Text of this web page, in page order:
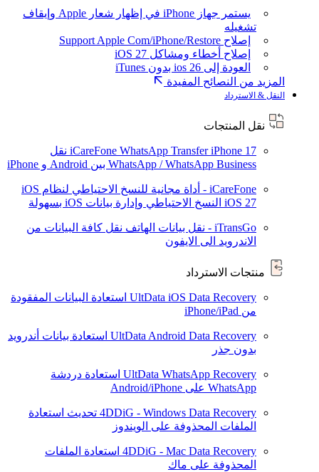
يستمر جهاز iPhone في إظهار شعار Apple وإيقاف
تشغيله
إصلاح Support Apple Com/iPhone/Restore
إصلاح أخطاء ومشاكل iOS 27
العودة إلى ios 26 بدون iTunes
المزيد من النصائح المفيدة
النقل & الاسترداد
نقل المنتجات
iCareFone WhatsApp TransferiPhone 17
نقل
WhatsApp / WhatsApp Business بين Android و iPhone
iCareFone - أداة مجانية للنسخ الاحتياطي لنظام iOS
iOS 27 النسخ الاحتياطي وإدارة بيانات iOS بسهولة
iTransGo - نقل بيانات الهاتف
نقل كافة البيانات من
الاندرويد الى الايفون
منتجات الاسترداد
UltData iOS Data Recovery استعادة البيانات المفقودة
من iPhone/iPad
UltData Android Data Recovery استعادة بيانات أندرويد
بدون جذر
UltData WhatsApp Recovery استعادة دردشة
WhatsApp على Android/iPhone
4DDiG - Windows Data Recovery تحديث استعادة
الملفات المحذوفة على الويندوز
4DDiG - Mac Data Recovery استعادة الملفات
المحذوفة على ماك